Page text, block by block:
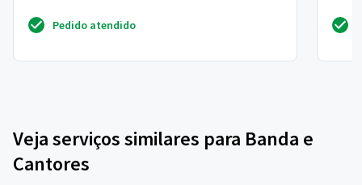
Pedido atendido
Veja serviços similares para Banda e
Cantores